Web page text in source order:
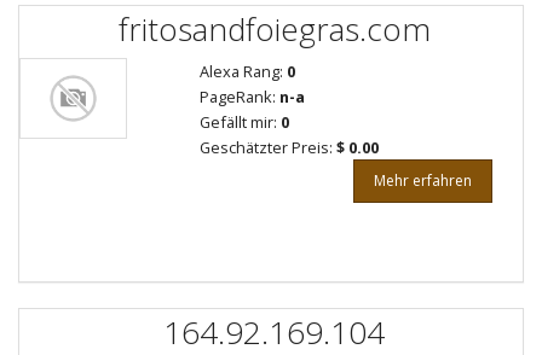
fritosandfoiegras.com
Alexa Rang: 0
PageRank: n-a
Gefällt mir: 0
Geschätzter Preis: $ 0.00
Mehr erfahren
164.92.169.104